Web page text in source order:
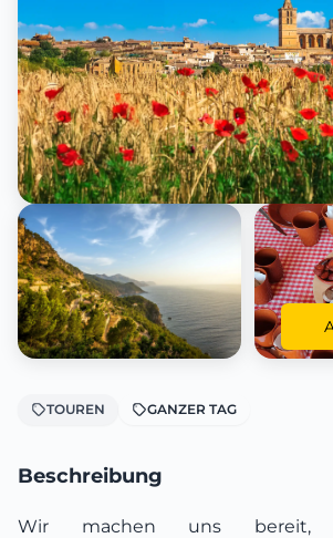
TOUREN GANZER TAG
Beschreibung
Wir machen uns bereit,